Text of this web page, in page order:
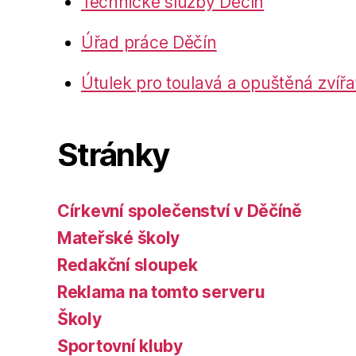
Úřad práce Děčín
Útulek pro toulavá a opuštěná
Stránky
Církevní společenství v Děčíně
Mateřské školy
Redakční sloupek
Reklama na tomto serveru
Školy
Sportovní kluby